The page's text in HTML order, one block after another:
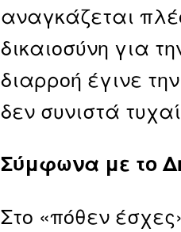
αναγκάζεται
δικαιοσύνη για
διαρροή έγινε
δεν συνιστά
Σύμφωνα με το
Στο «πόθεν